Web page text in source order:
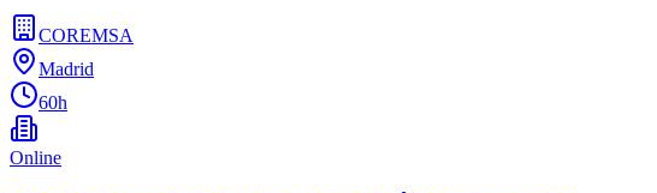
COREMSA
Madrid
60h
Online